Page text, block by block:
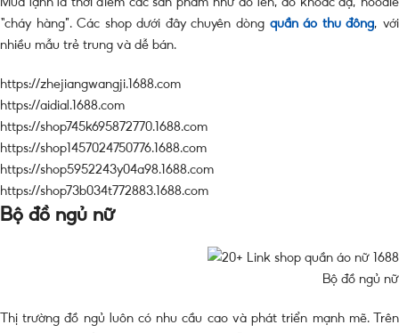
“cháy hàng”. Các shop dưới đây chuyên dòng quần áo thu đông , với
nhiều mẫu trẻ trung và dễ bán.
https://zhejiangwangji.1688.com
https://aidial.1688.com
https://shop745k695872770.1688.com
https://shop1457024750776.1688.com
https://shop5952243y04a98.1688.com
https://shop73b034t772883.1688.com
Bộ đồ ngủ nữ
Bộ đồ ngủ nữ
Thị trường đồ ngủ luôn có nhu cầu cao và phát triển mạnh mẽ. Trên